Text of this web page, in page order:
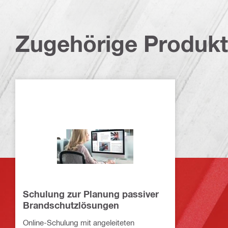
Zugehörige
Schulung zur Planung passiver
Brandschutzlösungen
Online-Schulung mit angeleiteten